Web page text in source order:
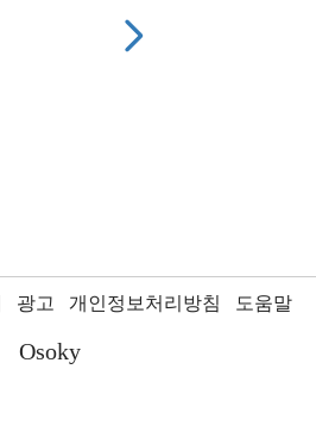
광고 개인정보처리방침 도움말
Osoky